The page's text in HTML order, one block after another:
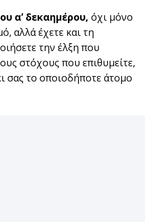
α’ δεκαημέρου, όχι μόνο
αλλά έχετε και τη
την έλξη που
στόχους που επιθυμείτε,
σας το οποιοδήποτε άτομο